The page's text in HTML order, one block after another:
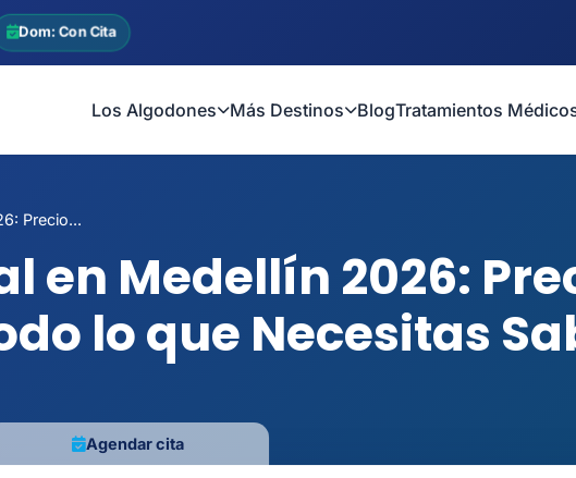
Dom: Con Cita
Los Algodones Más Destinos BlogTratamientos
Precio...
en Medellín 2026:
lo que Necesitas
Agendar cita